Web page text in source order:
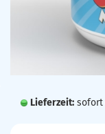
Lieferzeit: sofort